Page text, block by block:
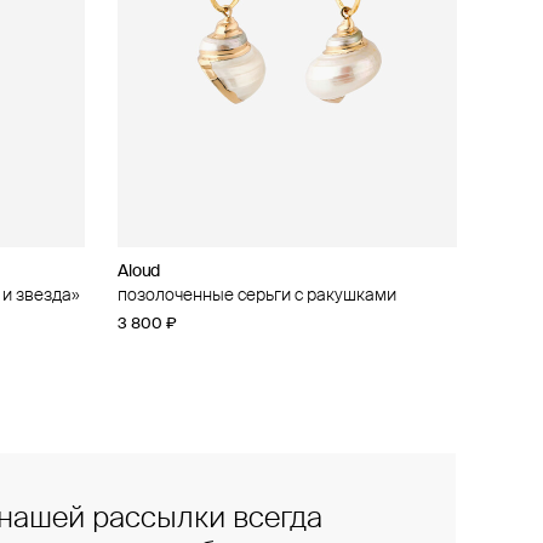
звезда»
Aloud
позолоченные серьги с ракушками
3 800 ₽
рассылки всегда